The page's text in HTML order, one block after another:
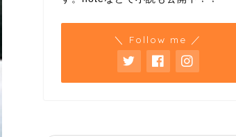
＼ Follow me ／